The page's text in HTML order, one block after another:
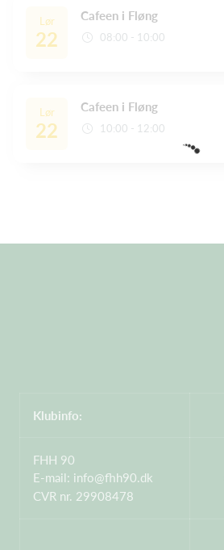
Lør
22
Cafeen i Fløng
08:00 - 10:00
Lør
22
Cafeen i Fløng
10:00 - 12:00
Klubinfo:
FHH 90
E-mail: info@fhh90.dk
CVR nr. 29908478